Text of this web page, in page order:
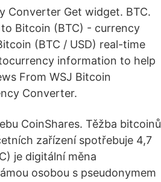
Converter Get widget. BTC.
Bitcoin (BTC) - currency
(BTC / USD) real-time
information to help
From WSJ Bitcoin
Converter.
CoinShares. Těžba bitcoinů
zařízení spotřebuje 4,7
je digitální měna
osobou s pseudonymem